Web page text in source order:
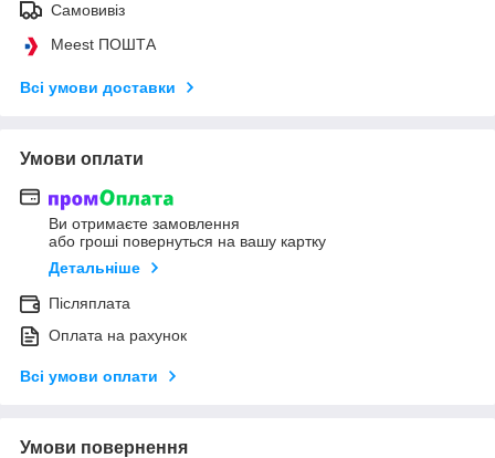
Самовивіз
Meest ПОШТА
Всі умови доставки
Умови оплати
Ви отримаєте замовлення
або гроші повернуться на вашу картку
Детальніше
Післяплата
Оплата на рахунок
Всі умови оплати
Умови повернення